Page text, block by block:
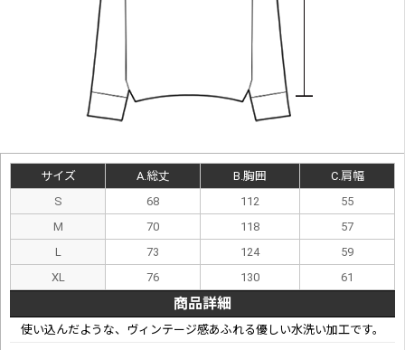
サイズ A.総丈 B.胸囲
C.肩幅
S
68 112
55
M
70 118
57
L
73 124
59
XL
76 130 61
商品詳細
使い込んだような、ヴィンテージ感あふれる優しい水洗い加工です。